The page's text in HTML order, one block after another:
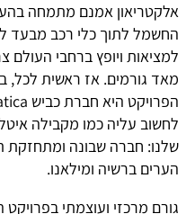
אלקטריאון אמנם מתמחה
החשמל לתוך כלי רכב מבעד
למציאות ויופץ ברחבי
מאד גורמים. אז ראשית לכל,
שלנו: חברה שבונה ומתחזקת
הערים ברשיה ומילאנו.
גורם מרכזי ועוצמתי